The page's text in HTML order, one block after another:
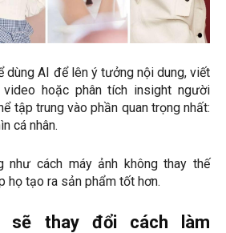
dùng AI để lên ý tưởng nội dung, viết
hoặc phân tích insight người
tập trung vào phần quan trọng nhất:
cá nhân.
như cách máy ảnh không thay thế
họ tạo ra sản phẩm tốt hơn.
sẽ thay đổi cách làm